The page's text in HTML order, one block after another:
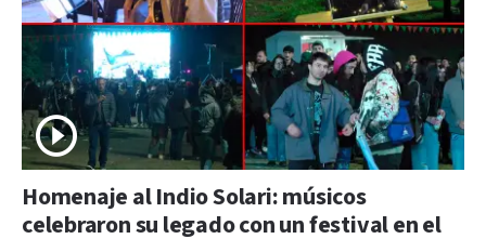
Homenaje al Indio Solari: músicos
celebraron su legado con un festival en el